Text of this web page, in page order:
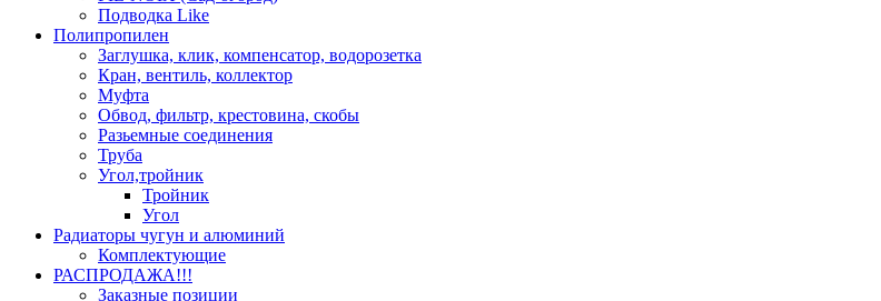
Подводка Like
Полипропилен
Заглушка, клик, компенсатор, водорозетка
Кран, вентиль, коллектор
Муфта
Обвод, фильтр, крестовина, скобы
Разьемные соединения
Труба
Угол,тройник
Тройник
Угол
Радиаторы чугун и алюминий
Комплектующие
РАСПРОДАЖА!!!
Заказные позиции